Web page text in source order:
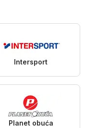
Intersport
Planet obuća